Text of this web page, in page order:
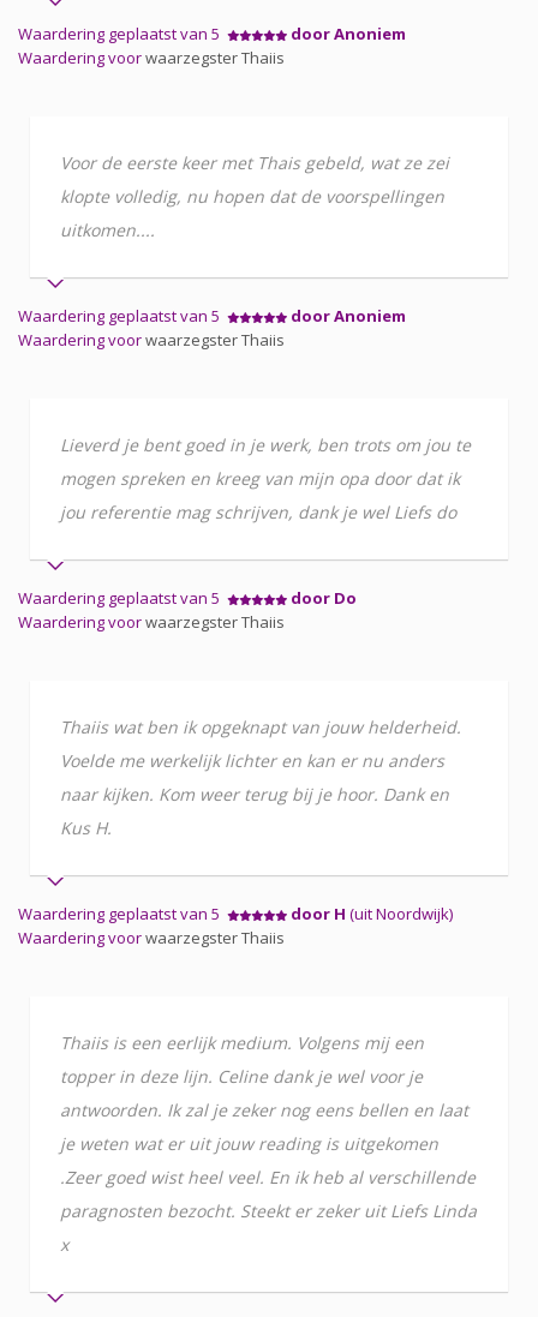
Waardering geplaatst van 5
door Anoniem
Waardering voorwaarzegster Thaiis
Voor de eerste keer met Thais gebeld, wat ze zei
klopte volledig, nu hopen dat de voorspellingen
uitkomen....
Waardering geplaatst van 5
door Anoniem
Waardering voorwaarzegster Thaiis
Lieverd je bent goed in je werk, ben trots om jou te
mogen spreken en kreeg van mijn opa door dat ik
jou referentie mag schrijven, dank je wel Liefs do
Waardering geplaatst van 5
door Do
Waardering voorwaarzegster Thaiis
Thaiis wat ben ik opgeknapt van jouw helderheid.
Voelde me werkelijk lichter en kan er nu anders
naar kijken. Kom weer terug bij je hoor. Dank en
Kus H.
Waardering geplaatst van 5 door H (uit Noordwijk)
Waardering voorwaarzegster Thaiis
Thaiis is een eerlijk medium. Volgens mij een
topper in deze lijn. Celine dank je wel voor je
antwoorden. Ik zal je zeker nog eens bellen en laat
je weten wat er uit jouw reading is uitgekomen
.Zeer goed wist heel veel. En ik heb al verschillende
paragnosten bezocht. Steekt er zeker uit Liefs Linda
x